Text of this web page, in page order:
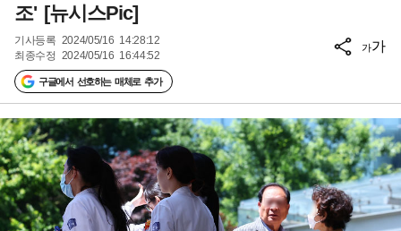
조' [뉴시스Pic]
기사등록 2024/05/16 14:28:12
최종수정 2024/05/16 16:44:52
구글에서 선호하는 매체로 추가
가가